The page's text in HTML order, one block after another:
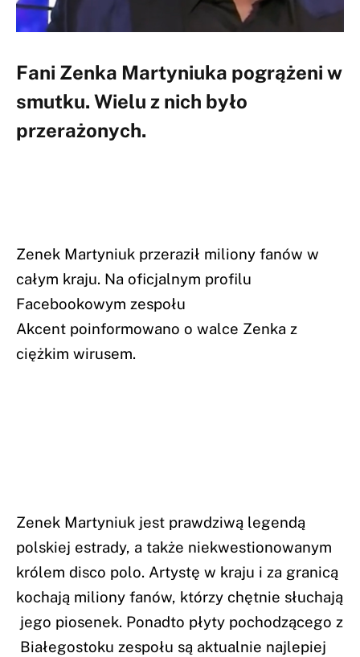
Fani Zenka Martyniuka pogrążeni w
smutku. Wielu z nich było
przerażonych.
Zenek Martyniuk przeraził miliony fanów w
całym kraju. Na oficjalnym profilu
Facebookowym zespołu
Akcent poinformowano o walce Zenka z
ciężkim wirusem.
Zenek Martyniuk jest prawdziwą legendą
polskiej estrady, a także niekwestionowanym
królem disco polo. Artystę w kraju i za granicą
kochają miliony fanów, którzy chętnie słuchają
jego piosenek. Ponadto płyty pochodzącego z
Białegostoku zespołu są aktualnie najlepiej